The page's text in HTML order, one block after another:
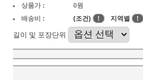
상품가 :
0원
배송비 :
(조건) ! 지역별 !
길이 및 포장단위